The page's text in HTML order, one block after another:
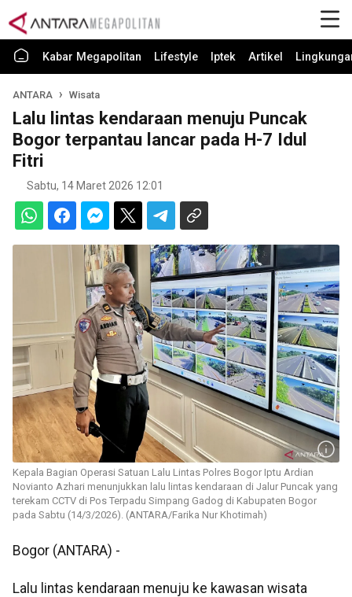
Kabar Megapolitan Lifestyle Iptek Artikel
ANTARA Wisata
Lalu lintas kendaraan menuju Puncak
Bogor terpantau lancar pada H-7 Idul
Fitri
Sabtu, 14 Maret 2026 12:01
Kepala Bagian Operasi Satuan Lalu Lintas Polres Bogor Iptu Ardian
Novianto Azhari menunjukkan lalu lintas kendaraan di Jalur Puncak yang
terekam CCTV di Pos Terpadu Simpang Gadog di Kabupaten Bogor
pada Sabtu (14/3/2026). (ANTARA/Farika Nur Khotimah)
Bogor (ANTARA) -
Lalu lintas kendaraan menuju ke kawasan wisata